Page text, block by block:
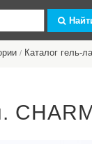
/ Каталог гель-